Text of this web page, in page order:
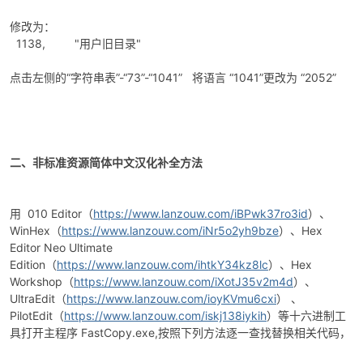
修改为：
1138, "用户旧目录"
点击左侧的“字符串表”-“73”-“1041” 将语言 “1041”更改为 “2052”
二、非标准资源简体中文汉化补全方法
用 010 Editor（https://www.lanzouw.com/iBPwk37ro3id）、
WinHex（https://www.lanzouw.com/iNr5o2yh9bze）、Hex
Editor Neo Ultimate
Edition（https://www.lanzouw.com/ihtkY34kz8lc）、Hex
Workshop（https://www.lanzouw.com/iXotJ35v2m4d）、
UltraEdit（https://www.lanzouw.com/ioyKVmu6cxi） 、
PilotEdit（https://www.lanzouw.com/iskj138iykih）等十六进制工
具打开主程序 FastCopy.exe,按照下列方法逐一查找替换相关代码，